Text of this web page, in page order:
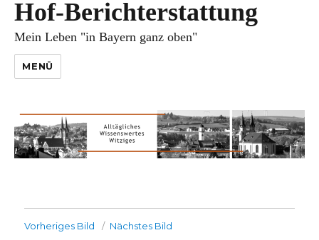
Hof-Berichterstattung
Mein Leben "in Bayern ganz oben"
MENÜ
Vorheriges Bild Nächstes Bild